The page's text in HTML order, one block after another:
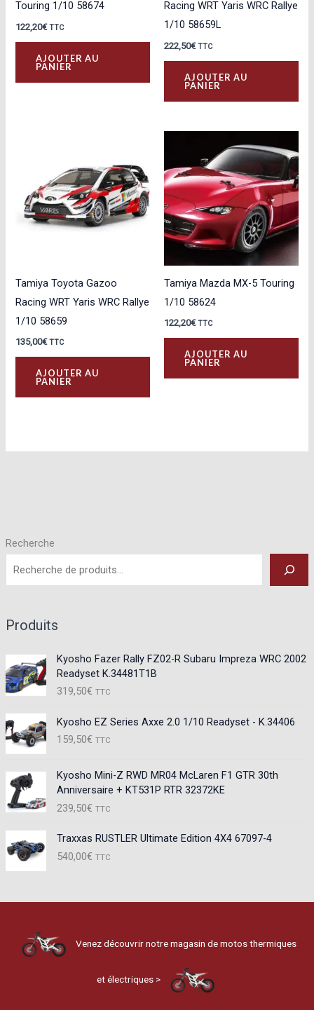
Recherche
Produits
Kyosho Fazer Rally FZ02-R Subaru Impreza WRC 2002
Readyset K.34481T1B
319,50€ TTC
Kyosho EZ Series Axxe 2.0 1/10 Readyset - K.34406
159,50€ TTC
Kyosho Mini-Z RWD MR04 McLaren F1 GTR 30th
Anniversaire + KT531P RTR 32372KE
239,50€ TTC
Traxxas RUSTLER Ultimate Edition 4X4 67097-4
540,00€ TTC
Touring 1/10 58674
122,20€ TTC
AJOUTER AU
PANIER
Racing WRT Yaris WRC Rallye
1/10 58659L
222,50€ TTC
AJOUTER AU
PANIER
Tamiya Toyota Gazoo
Racing WRT Yaris WRC Rallye
1/10 58659
135,00€ TTC
AJOUTER AU
PANIER
Tamiya Mazda MX-5 Touring
1/10 58624
122,20€ TTC
AJOUTER AU
PANIER
Venez découvrir notre magasin de motos thermiques
et électriques >